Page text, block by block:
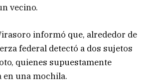
vecino.
informó que, alrededor de
federal detectó a dos sujetos
quienes supuestamente
en una mochila.